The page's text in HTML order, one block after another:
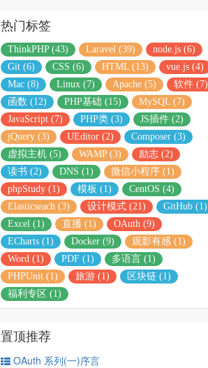
热门标签
ThinkPHP (43) Laravel (39)
node.js (6)
Git (6)
CSS (6) HTML (13)
vue.js (4)
Mac (8)
Linux (7) Apache (5)
软件 (7)
函数 (12)
PHP基础 (15)
MySQL (7)
JavaScript (7)
PHP类 (3)
JS插件 (2)
jQuery (3)
UEditor (2)
Composer (3)
虚拟主机 (5)
WAMP (3)
励志 (2)
读书 (2)
DNS (1)
微信小程序 (1)
phpStudy (1)
模板 (1)
CentOS (4)
Elasticseach (3)
设计模式 (21)
GitHub (1)
Excel (1)
直播 (1)
OAuth (9)
ECharts (1)
Docker (9)
观影有感 (1)
Word (1)
PDF (1)
多语言 (1)
PHPUnit (1)
旅游 (1)
区块链 (1)
福利专区 (1)
置顶推荐
OAuth 系列(一)序言